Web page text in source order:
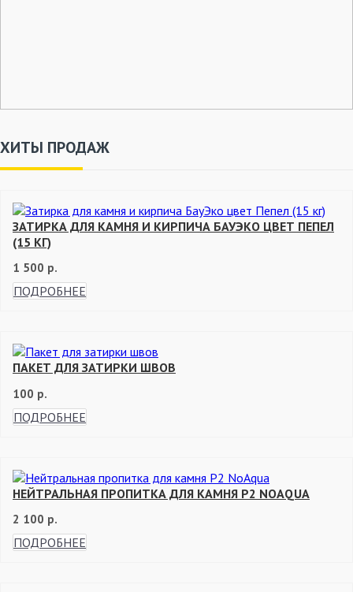
ХИТЫ ПРОДАЖ
ЗАТИРКА ДЛЯ КАМНЯ И КИРПИЧА БАУЭКО ЦВЕТ ПЕПЕЛ
(15 КГ)
1 500 р.
ПОДРОБНЕЕ
ПАКЕТ ДЛЯ ЗАТИРКИ ШВОВ
100 р.
ПОДРОБНЕЕ
НЕЙТРАЛЬНАЯ ПРОПИТКА ДЛЯ КАМНЯ P2 NOAQUA
2 100 р.
ПОДРОБНЕЕ